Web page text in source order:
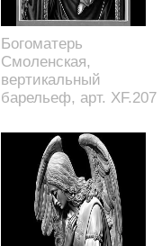
Богоматерь
Смоленская,
вертикальный
барельеф, арт. XF.207